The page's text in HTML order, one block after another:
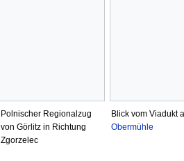
Polnischer Regionalzug
von Görlitz in Richtung
Zgorzelec
Blick vom Viadukt
Obermühle